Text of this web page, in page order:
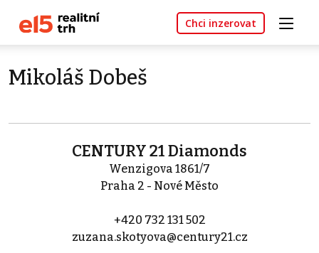
Chci inzerovat
Mikoláš Dobeš
CENTURY 21 Diamonds
Wenzigova 1861/7
Praha 2 - Nové Město
+420 732 131 502
zuzana.skotyova@century21.cz